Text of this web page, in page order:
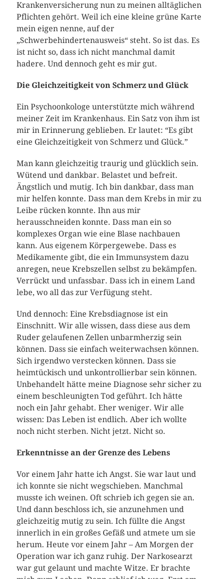
Krankenversicherung nun zu meinen alltäglichen
Pflichten gehört. Weil ich eine kleine grüne Karte
mein eigen nenne, auf der
„Schwerbehindertenausweis“ steht. So ist das. Es
ist nicht so, dass ich nicht manchmal damit
hadere. Und dennoch geht es mir gut.
Die Gleichzeitigkeit von Schmerz und Glück
Ein Psychoonkologe unterstützte mich während
meiner Zeit im Krankenhaus. Ein Satz von ihm ist
mir in Erinnerung geblieben. Er lautet: “Es gibt
eine Gleichzeitigkeit von Schmerz und Glück.”
Man kann gleichzeitig traurig und glücklich sein.
Wütend und dankbar. Belastet und befreit.
Ängstlich und mutig. Ich bin dankbar, dass man
mir helfen konnte. Dass man dem Krebs in mir zu
Leibe rücken konnte. Ihn aus mir
herausschneiden konnte. Dass man ein so
komplexes Organ wie eine Blase nachbauen
kann. Aus eigenem Körpergewebe. Dass es
Medikamente gibt, die ein Immunsystem dazu
anregen, neue Krebszellen selbst zu bekämpfen.
Verrückt und unfassbar. Dass ich in einem Land
lebe, wo all das zur Verfügung steht.
Und dennoch: Eine Krebsdiagnose ist ein
Einschnitt. Wir alle wissen, dass diese aus dem
Ruder gelaufenen Zellen unbarmherzig sein
können. Dass sie einfach weiterwachsen können.
Sich irgendwo verstecken können. Dass sie
heimtückisch und unkontrollierbar sein können.
Unbehandelt hätte meine Diagnose sehr sicher zu
einem beschleunigten Tod geführt. Ich hätte
noch ein Jahr gehabt. Eher weniger. Wir alle
wissen: Das Leben ist endlich. Aber ich wollte
noch nicht sterben. Nicht jetzt. Nicht so.
Erkenntnisse an der Grenze des Lebens
Vor einem Jahr hatte ich Angst. Sie war laut und
ich konnte sie nicht wegschieben. Manchmal
musste ich weinen. Oft schrieb ich gegen sie an.
Und dann beschloss ich, sie anzunehmen und
gleichzeitig mutig zu sein. Ich füllte die Angst
innerlich in ein großes Gefäß und atmete um sie
herum. Heute vor einem Jahr – Am Morgen der
Operation war ich ganz ruhig. Der Narkosearzt
war gut gelaunt und machte Witze. Er brachte